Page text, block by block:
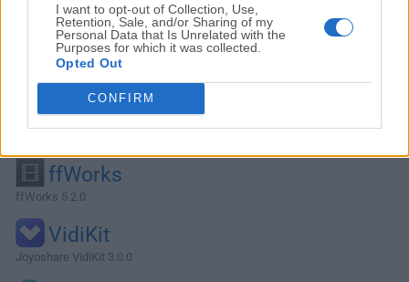
I want to opt-out of Collection, Use,
Retention, Sale, and/or Sharing of my
Personal Data that Is Unrelated with the
Purposes for which it was collected.
Opted Out
CONFIRM
ffWorks
ffWorks 5.2.0
VidiKit
Joyoshare VidiKit 3.0.0